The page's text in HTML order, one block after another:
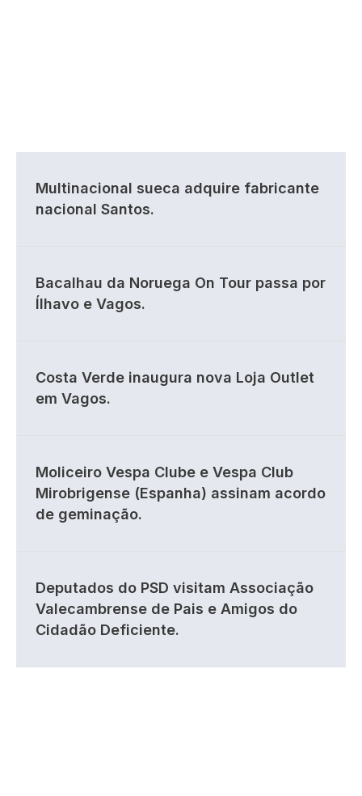
Multinacional sueca adquire fabricante
nacional Santos.
Bacalhau da Noruega On Tour passa por
Ílhavo e Vagos.
Costa Verde inaugura nova Loja Outlet
em Vagos.
Moliceiro Vespa Clube e Vespa Club
Mirobrigense (Espanha) assinam acordo
de geminação.
Deputados do PSD visitam Associação
Valecambrense de Pais e Amigos do
Cidadão Deficiente.